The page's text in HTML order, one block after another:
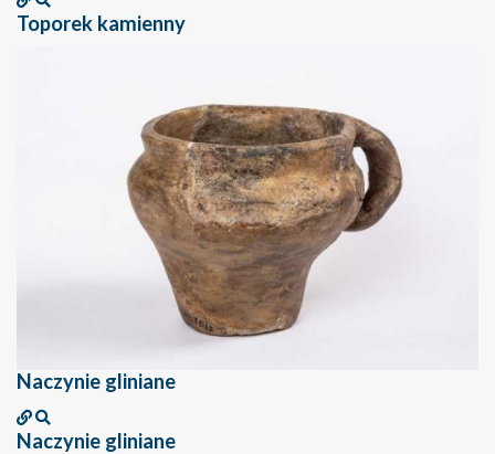
Toporek kamienny
Naczynie gliniane
Naczynie gliniane